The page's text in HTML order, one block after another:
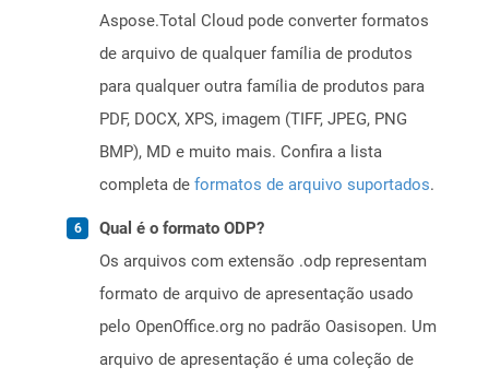
Aspose.Total Cloud pode converter formatos
de arquivo de qualquer família de produtos
para qualquer outra família de produtos para
PDF, DOCX, XPS, imagem (TIFF, JPEG, PNG
BMP), MD e muito mais. Confira a lista
completa de formatos de arquivo suportados.
Qual é o formato ODP?
Os arquivos com extensão .odp representam
formato de arquivo de apresentação usado
pelo OpenOffice.org no padrão Oasisopen. Um
arquivo de apresentação é uma coleção de